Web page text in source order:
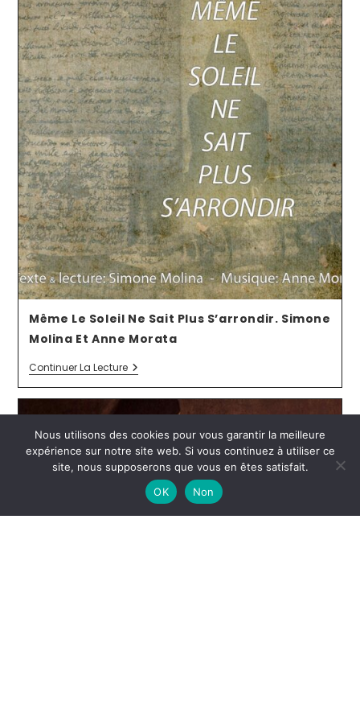
Même Le Soleil Ne Sait Plus S’arrondir. Simone
Molina Et Anne Morata
Continuer La Lecture
Nous utilisons des cookies pour vous garantir la meilleure
expérience sur notre site web. Si vous continuez à utiliser ce
site, nous supposerons que vous en êtes satisfait.
OK
Non